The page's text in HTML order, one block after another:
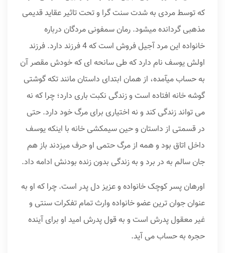
که توسط مردی به شدت سنت گرا و تحت تاثیر عقاید قدیمی
مذهبی گردانده میشود. رمان سمفونی مردگان درباره
خانواده این مرد آجیل فروش است که 4 فرزند دارد. فرزند
اولش یوسف نام دارد که طی سانحه ای که خودش مقصر آن
به حساب میآمده، از همان ابتدای داستان مانند تکه گوشتی
گوشه خانه افتاده است و زندگی نکبت باری دارد؛ چرا که نه
می تواند زندگی کند و نه اختیاری برای مرگ خود دارد. حتی
در قسمتی از داستان و حین سیمکشی خانه با اینکه یوسف
داخل اتاق بود و همه از مرگ حتمی او حرف میزدند باز هم
جان سالم به در برد و به زندگی بدون زنده بودنش ادامه داد.
اورهان پسر کوچک خانواده و عزیز دل پدر است. چرا که او به
عنوان جوان ترین عضو خانواده وارث تمام تفکرات سنتی و
غیر معقول پدرش است و به قول پدرش امید او برای آینده
حجره به حساب می آید.